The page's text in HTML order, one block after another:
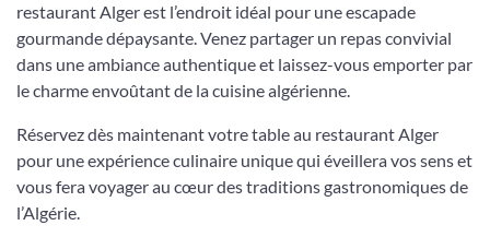
restaurant Alger est l’endroit idéal pour une escapade
gourmande dépaysante. Venez partager un repas convivial
dans une ambiance authentique et laissez-vous emporter par
le charme envoûtant de la cuisine algérienne.
Réservez dès maintenant votre table au restaurant Alger
pour une expérience culinaire unique qui éveillera vos sens et
vous fera voyager au cœur des traditions gastronomiques de
l’Algérie.